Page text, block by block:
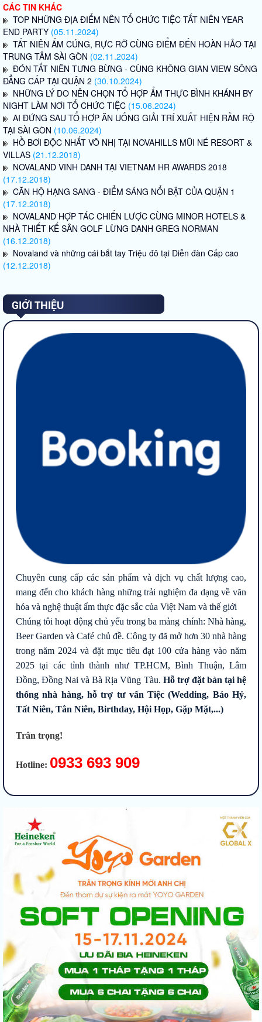
CÁC TIN KHÁC
TOP NHỮNG ĐỊA ĐIỂM NÊN TỔ CHỨC TIỆC TẤT NIÊN YEAR
END PARTY (05.11.2024)
TẤT NIÊN ẤM CÚNG, RỰC RỠ CÙNG ĐIỂM ĐẾN HOÀN HẢO TẠI
TRUNG TÂM SÀI GÒN (02.11.2024)
ĐÓN TẤT NIÊN TƯNG BỪNG - CÙNG KHÔNG GIAN VIEW SÔNG
ĐẲNG CẤP TẠI QUẬN 2 (30.10.2024)
NHỮNG LÝ DO NÊN CHỌN TỔ HỢP ẨM THỰC BÌNH KHÁNH BY
NIGHT LÀM NƠI TỔ CHỨC TIỆC (15.06.2024)
AI ĐỨNG SAU TỔ HỢP ĂN UỐNG GIẢI TRÍ XUẤT HIỆN RẦM RỘ
TẠI SÀI GÒN (10.06.2024)
HỒ BƠI ĐỘC NHẤT VÔ NHỊ TẠI NOVAHILLS MŨI NÉ RESORT &
VILLAS (21.12.2018)
NOVALAND VINH DANH TẠI VIETNAM HR AWARDS 2018
(17.12.2018)
CĂN HỘ HẠNG SANG - ĐIỂM SÁNG NỔI BẬT CỦA QUẬN 1
(17.12.2018)
NOVALAND HỢP TÁC CHIẾN LƯỢC CÙNG MINOR HOTELS &
NHÀ THIẾT KẾ SÂN GOLF LỪNG DANH GREG NORMAN
(16.12.2018)
Novaland và những cái bắt tay Triệu đô tại Diễn đàn Cấp cao
(12.12.2018)
GIỚI THIỆU
Chuyên cung cấp các sản phẩm và dịch vụ chất lượng cao,
mang đến cho khách hàng những trải nghiệm đa dạng về văn
hóa và nghệ thuật ẩm thực đặc sắc của Việt Nam và thế giới
Chúng tôi hoạt động chủ yếu trong ba mảng chính: Nhà hàng,
Beer Garden và Café chủ đề. Công ty đã mở hơn 30 nhà hàng
trong năm 2024 và đặt mục tiêu đạt 100 cửa hàng vào năm
2025 tại các tỉnh thành như TP.HCM, Bình Thuận, Lâm
Đồng, Đồng Nai và Bà Rịa Vũng Tàu. Hỗ trợ đặt bàn tại hệ
thống nhà hàng, hỗ trợ tư vấn Tiệc (Wedding, Báo Hỷ,
Tất Niên, Tân Niên, Birthday, Hội Họp, Gặp Mặt,...)
Trân trọng!
Hotline: 0933 693 909